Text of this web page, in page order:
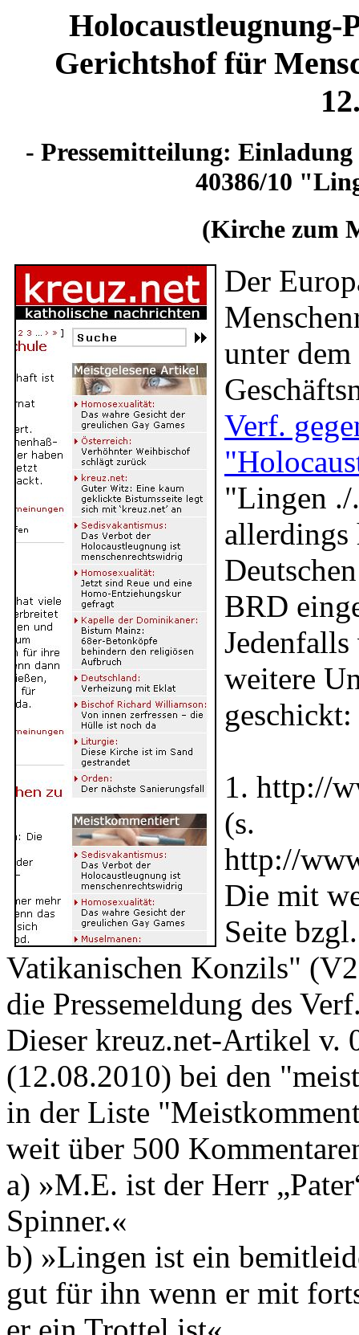
Holocaustleugnung-
Gerichtshof für
- Pressemitteilung:
40386/10
(Kirche zum
Der
unter
Verf.
"Lingen ./
allerdings
BRD
weitere
geschickt:
1. http://
(s.
http://
Die mit
Seite
Vatikanischen Konzils"
die Pressemeldung des
Dieser kreuz.net-Artikel v.
(12.08.2010) bei den
in der Liste
weit über 500
a) »M.E. ist der Herr
Spinner.«
b) »Lingen ist ein
gut für ihn wenn er mit